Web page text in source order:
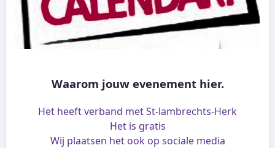
Waarom jouw evenement hier.
Het heeft verband met St-lambrechts-Herk
Het is gratis
Wij plaatsen het ook op sociale media